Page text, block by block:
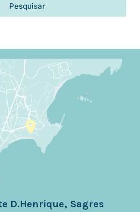
Pesquisar
D.Henrique, Sagres